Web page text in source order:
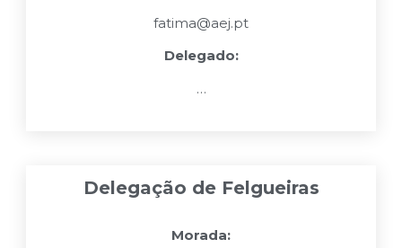
fatima@aej.pt
Delegado:
…
Delegação de Felgueiras
Morada: